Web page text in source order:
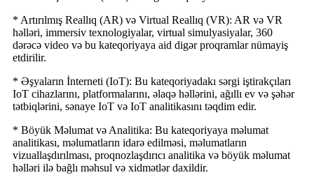
* Artırılmış Reallıq (AR) və Virtual Reallıq (VR): AR və VR
həlləri, immersiv texnologiyalar, virtual simulyasiyalar, 360
dərəcə video və bu kateqoriyaya aid digər proqramlar nümayiş
etdirilir.
* Əşyaların İnterneti (IoT): Bu kateqoriyadakı sərgi iştirakçıları
IoT cihazlarını, platformalarını, əlaqə həllərini, ağıllı ev və şəhər
tətbiqlərini, sənaye IoT və IoT analitikasını təqdim edir.
* Böyük Məlumat və Analitika: Bu kateqoriyaya məlumat
analitikası, məlumatların idarə edilməsi, məlumatların
vizuallaşdırılması, proqnozlaşdırıcı analitika və böyük məlumat
həlləri ilə bağlı məhsul və xidmətlər daxildir.